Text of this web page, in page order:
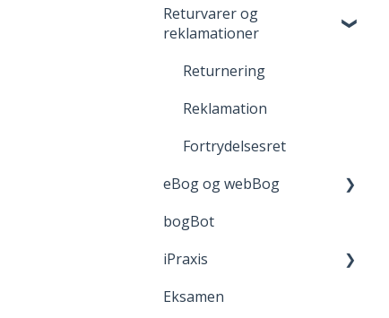
Issues
Levering
materialer
Returvarer og
reklamationer
Returnering
Reklamation
Fortrydelsesret
eBog og webBog
Kom godt i gang med
bogBot
iPraxis
iPraxis - kom i gang!
Eksamen